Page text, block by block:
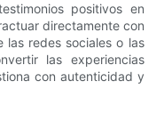
positivos en
directamente con
las redes sociales o las
las experiencias
con autenticidad y